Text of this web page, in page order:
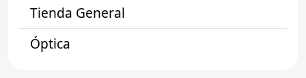
Tienda General
Óptica